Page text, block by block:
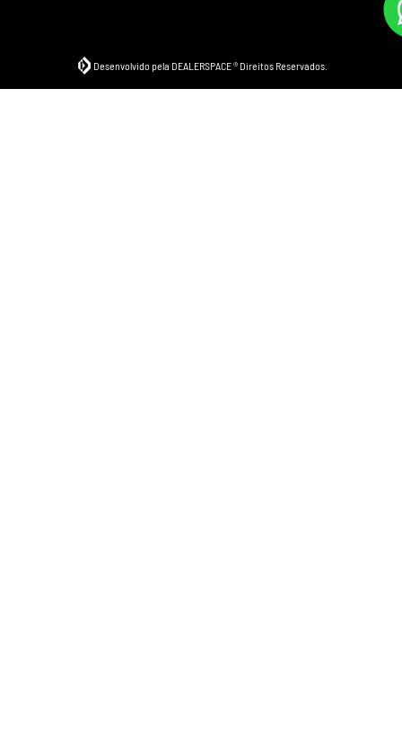
Desenvolvido pela DEALERSPACE ® Direitos Reservados.